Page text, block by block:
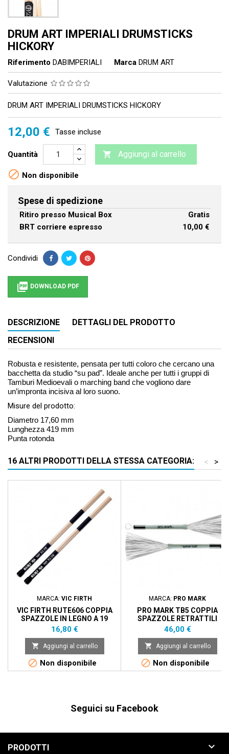
DRUM ART IMPERIALI DRUMSTICKS
HICKORY
Riferimento DABIMPERIALI Marca DRUM ART
Valutazione
DRUM ART IMPERIALI DRUMSTICKS HICKORY
12,00 € Tasse incluse
Quantità  Aggiungi al carrello
 Non disponibile
Spese di spedizione
Ritiro presso Musical Box
Gratis
BRT corriere espresso
10,00 €
Condividi
 DOWNLOAD PDF
DESCRIZIONE
DETTAGLI DEL PRODOTTO
RECENSIONI
Robusta e resistente, pensata per tutti coloro che cercano una
bacchetta da studio “su pad”. Ideale anche per tutti i gruppi di
Tamburi Medioevali o marching band che vogliono dare
un’impronta incisiva al loro suono.
Misure del prodotto:
Diametro 17,60 mm
Lunghezza 419 mm
Punta rotonda
16 ALTRI PRODOTTI DELLA STESSA CATEGORIA: >
<
MARCA: VIC FIRTH
VIC FIRTH RUTE606 COPPIA
SPAZZOLE IN LEGNO A 19
LISTELLI
Prezzo
16,80 €
 Aggiungi al carrello
 Non disponibile
MARCA: PRO MARK
PRO MARK TB5 COPPIA
SPAZZOLE RETRATTILI
OVERALL SILVER
Prezzo
46,00 €
 Aggiungi al carrello
 Non disponibile
Seguici su Facebook
PRODOTTI 